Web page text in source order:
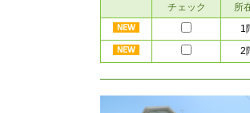
チェック 所
1
2